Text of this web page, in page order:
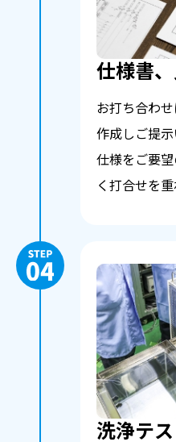
仕様書
お打ち合わ
作成しご提示
仕様をご要
く打合せを重
洗浄テ